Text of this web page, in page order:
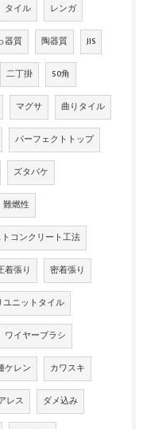
タイル レンガ
器質 陶器質 JIS
二丁掛 50角
マグサ 曲りタイル
パーフェクトトップ
ズタバケ
難燃性
コンクリート工法
着張り 密着張り
ユニットタイル
ワイヤーブラシ
ケレン カワスキ
レス ダメ込み